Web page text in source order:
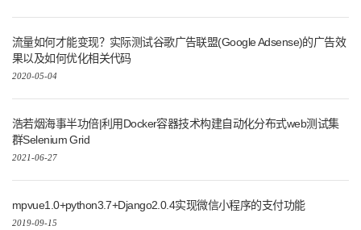
流量如何才能变现？实际测试谷歌广告联盟(Google Adsense)的广告效
果以及如何优化相关代码
2020-05-04
浩若烟海事半功倍|利用Docker容器技术构建自动化分布式web测试集
群Selenium Grid
2021-06-27
mpvue1.0+python3.7+Django2.0.4实现微信小程序的支付功能
2019-09-15